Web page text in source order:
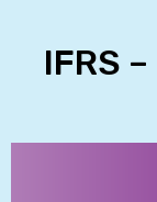
דוחות כספיים מאוחדים – IFRS